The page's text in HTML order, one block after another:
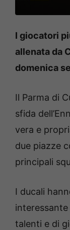
I giocatori
allenata da
domenica
Il Parma di
sfida
vera e
due piazze
principali
I ducali
talenti e di